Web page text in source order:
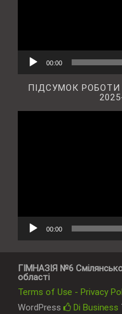
00:00
ПІДСУМОК РОБОТИ
00:00
ГІМНАЗІЯ №6
області
Terms of Use - Privacy
WordPress
Di Business